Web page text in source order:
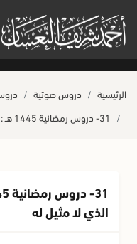
سيدنا رسول الله ﷺ كله رحمة
الرئيسية دروس صوتية
31- دروس رمضانية 1445 هـ : إيثار السيدة عائشة الذي لا مثيل له
الذي لا مثيل له